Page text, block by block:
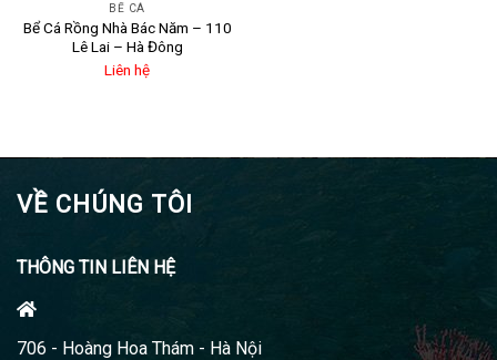
BỂ CÁ
Bể Cá Rồng Nhà Bác Năm – 110
Lê Lai – Hà Đông
Liên hệ
VỀ CHÚNG TÔI
THÔNG TIN LIÊN HỆ
706 - Hoàng Hoa Thám - Hà Nội